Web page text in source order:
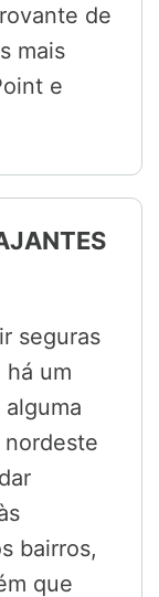
de
mais
e
seguras
há um
bairros,
que